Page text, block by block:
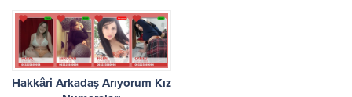
Hakkâri Arkadaş Arıyorum Kız